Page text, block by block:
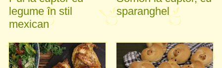
legume în stil
mexican
sparanghel